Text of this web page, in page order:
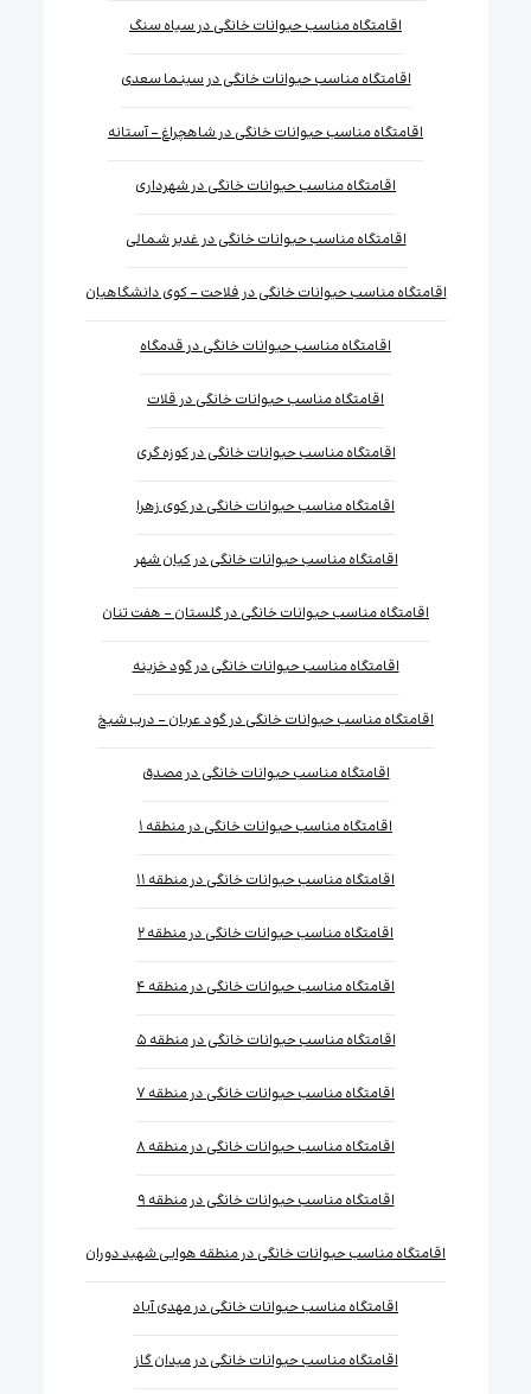
اقامتگاه مناسب حیوانات خانگی در سیاه سنگ
اقامتگاه مناسب حیوانات خانگی در سینما سعدی
اقامتگاه مناسب حیوانات خانگی در شاهچراغ - آستانه
اقامتگاه مناسب حیوانات خانگی در شهرداری
اقامتگاه مناسب حیوانات خانگی در غدیر شمالی
اقامتگاه مناسب حیوانات خانگی در فلاحت - کوی دانشگاهیان
اقامتگاه مناسب حیوانات خانگی در قدمگاه
اقامتگاه مناسب حیوانات خانگی در قلات
اقامتگاه مناسب حیوانات خانگی در کوزه گری
اقامتگاه مناسب حیوانات خانگی در کوی زهرا
اقامتگاه مناسب حیوانات خانگی در کیان شهر
اقامتگاه مناسب حیوانات خانگی در گلستان - هفت تنان
اقامتگاه مناسب حیوانات خانگی در گود خزینه
اقامتگاه مناسب حیوانات خانگی در گود عربان - درب شیخ
اقامتگاه مناسب حیوانات خانگی در مصدق
اقامتگاه مناسب حیوانات خانگی در منطقه ۱
اقامتگاه مناسب حیوانات خانگی در منطقه ۱۱
اقامتگاه مناسب حیوانات خانگی در منطقه ۲
اقامتگاه مناسب حیوانات خانگی در منطقه ۴
اقامتگاه مناسب حیوانات خانگی در منطقه ۵
اقامتگاه مناسب حیوانات خانگی در منطقه ۷
اقامتگاه مناسب حیوانات خانگی در منطقه ۸
اقامتگاه مناسب حیوانات خانگی در منطقه ۹
اقامتگاه مناسب حیوانات خانگی در منطقه هوایی شهید دوران
اقامتگاه مناسب حیوانات خانگی در مهدی آباد
اقامتگاه مناسب حیوانات خانگی در میدان گاز